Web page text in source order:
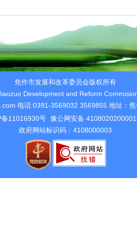
焦作市发展和改革委员会版权所有
Development and Reform
电话:0391-3569032 3569855 地址：
备11016930号 豫公网安备
政府网站标识码：4108000003